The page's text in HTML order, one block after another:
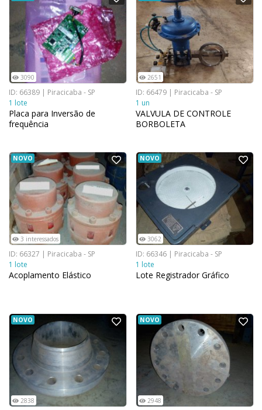
3090
ID: 66389 | Piracicaba - SP
1 lote
Placa para Inversão de
frequência
2651
ID: 66479 | Piracicaba - SP
1 un
VALVULA DE CONTROLE
BORBOLETA
NOVO
3 interessados
ID: 66327 | Piracicaba - SP
1 lote
Acoplamento Elástico
NOVO
3062
ID: 66346 | Piracicaba - SP
1 lote
Lote Registrador Gráfico
NOVO
2838
NOVO
2948